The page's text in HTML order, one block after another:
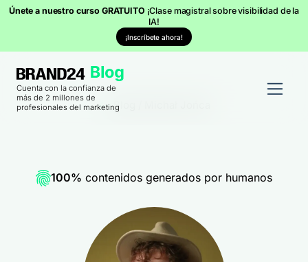
Únete a nuestro curso GRATUITO ¡Clase magistral sobre visibilidad de la
IA!
¡Inscríbete ahora!
Cuenta con la confianza de
más de 2 millones de
profesionales del marketingBlog
100% contenidos generados por humanos